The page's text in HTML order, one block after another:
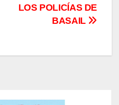
LOS POLICÍAS DE
BASAIL